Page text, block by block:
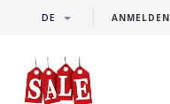
ANMELDEN
DE